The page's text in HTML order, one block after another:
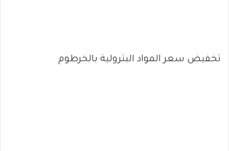
تخفيض سعر المواد البترولية بالخرطوم